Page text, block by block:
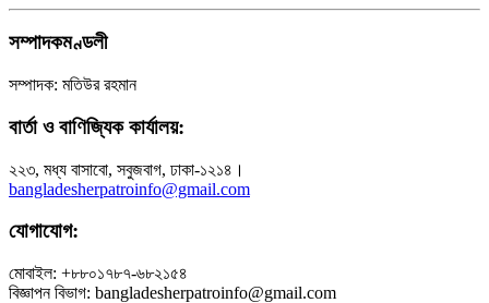
সম্পাদকমণ্ডলী
সম্পাদক: মতিউর রহমান
বার্তা ও বাণিজ্যিক কার্যালয়:
২২৩, মধ্য বাসাবো, সবুজবাগ, ঢাকা-১২১৪।
bangladesherpatroinfo@gmail.com
যোগাযোগ:
মোবাইল: +৮৮০১৭৮৭-৬৮২১৫৪
বিজ্ঞাপন বিভাগ: bangladesherpatroinfo@gmail.com